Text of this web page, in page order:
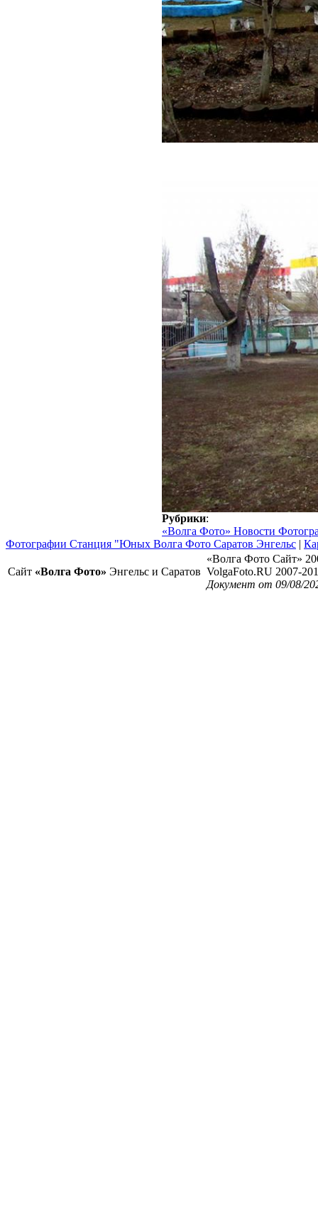
Рубрики:
«Волга Фото» Новости
Фотографии Станция "Юных Волга Фото Саратов Энгельс |
Сайт «Волга Фото» Энгельс и Саратов
«Волга Фото Сайт»
VolgaFoto.RU 2007-
Документ от 09/08/